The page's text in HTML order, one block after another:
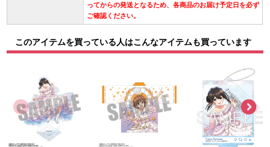
ってからの発送となるため、各商品のお届け予定日を必ず
ご確認ください。
このアイテムを買っている人はこんなアイテムも買っています